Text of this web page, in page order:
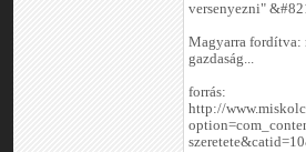
versenyezni"
Magyarra fordítva:
gazdaság...
forrás:
http://